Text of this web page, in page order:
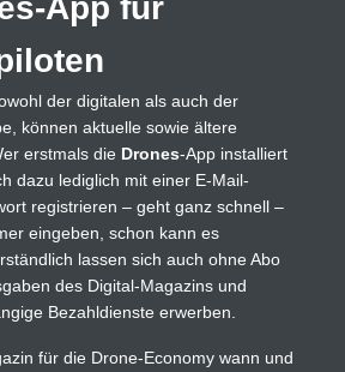
App für
der digitalen als auch der
können aktuelle sowie ältere
erstmals die Drones-App installiert
dazu lediglich mit einer E-Mail-
registrieren – geht ganz schnell –
eingeben, schon kann es
lassen sich auch ohne Abo
des Digital-Magazins und
Bezahldienste erwerben.
für die Drone-Economy wann und